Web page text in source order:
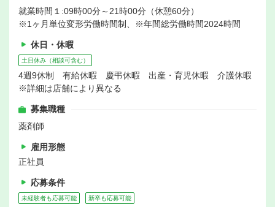
就業時間１:09時00分～21時00分（休憩60分）
※1ヶ月単位変形労働時間制、※年間総労働時間2024時間
休日・休暇
土日休み（相談可含む）
4週9休制 有給休暇 慶弔休暇 出産・育児休暇 介護休暇
※詳細は店舗により異なる
募集職種
薬剤師
雇用形態
正社員
応募条件
未経験者も応募可能 新卒も応募可能